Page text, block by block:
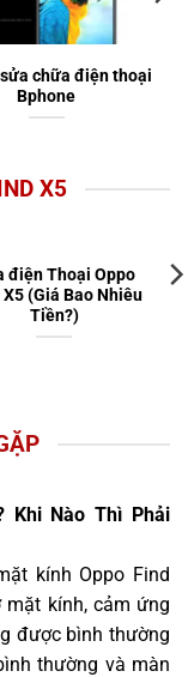
chữa điện thoại
Bphone
X5
điện Thoại Oppo
(Giá Bao Nhiêu
Tiền?)
Khi Nào Thì Phải
kính Oppo Find
mặt kính, cảm ứng
được bình thường
thường và màn